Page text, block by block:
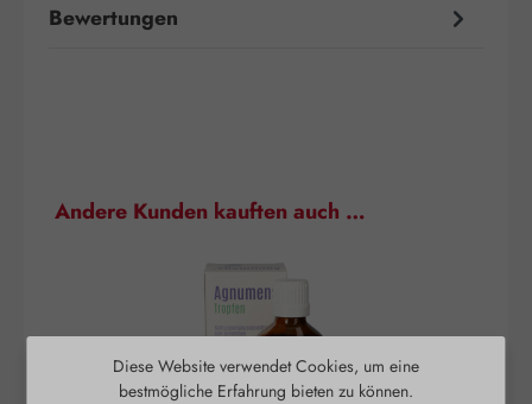
Bewertungen
Produktgalerie überspringen
Andere Kunden kauften auch …
Diese Website verwendet Cookies, um eine
bestmögliche Erfahrung bieten zu können.